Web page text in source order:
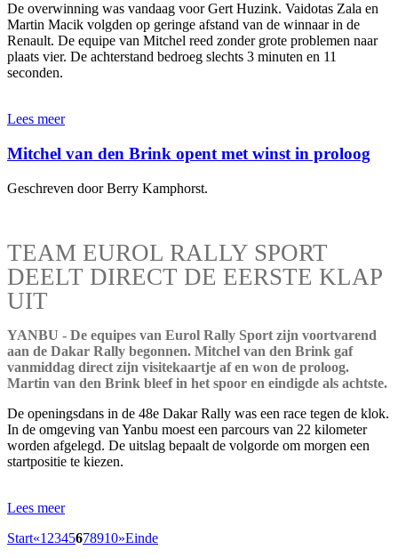
De overwinning was vandaag voor Gert Huzink. Vaidotas Zala en
Martin Macik volgden op geringe afstand van de winnaar in de
Renault. De equipe van Mitchel reed zonder grote problemen naar
plaats vier. De achterstand bedroeg slechts 3 minuten en 11
seconden.
Lees meer
Mitchel van den Brink opent met winst in proloog
Geschreven door Berry Kamphorst.
TEAM EUROL RALLY SPORT
DEELT DIRECT DE EERSTE KLAP
UIT
YANBU - De equipes van Eurol Rally Sport zijn voortvarend
aan de Dakar Rally begonnen. Mitchel van den Brink gaf
vanmiddag direct zijn visitekaartje af en won de proloog.
Martin van den Brink bleef in het spoor en eindigde als achtste.
De openingsdans in de 48e Dakar Rally was een race tegen de klok.
In de omgeving van Yanbu moest een parcours van 22 kilometer
worden afgelegd. De uitslag bepaalt de volgorde om morgen een
startpositie te kiezen.
Lees meer
Start«1 2345678910»Einde